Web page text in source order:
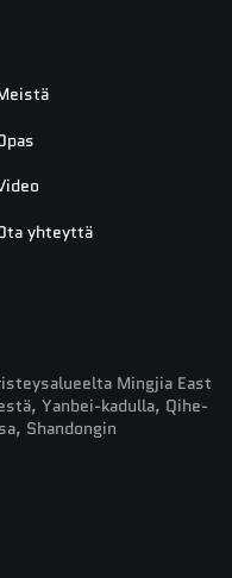
yhteyttä
Mingjia East
Yanbei-kadulla, Qihe-
Shandongin